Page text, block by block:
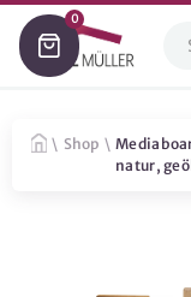
0
\ Shop \
natur,